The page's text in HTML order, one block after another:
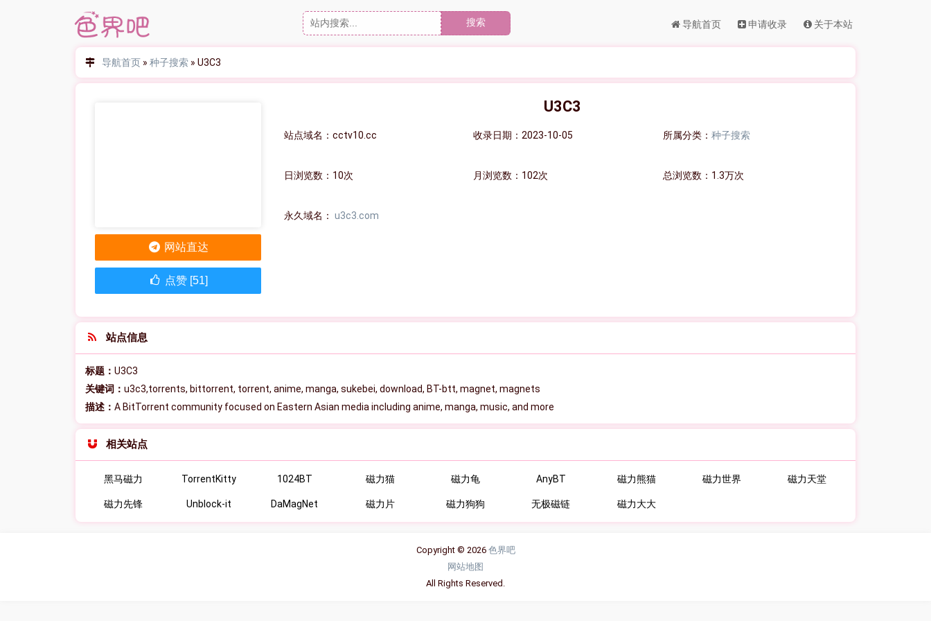
导航首页 申请收录 关于本站
搜索
导航首页» 种子搜索» U3C3
U3C3
站点域名：cctv10.cc 收录日期：2023-10-05 所属分类： 种子搜索
日浏览数：10次 月浏览数：102次 总浏览数：1.3万次
永久域名： u3c3.com
网站直达
点赞 [51]
站点信息
标题： U3C3
关键词： u3c3,torrents, bittorrent, torrent, anime, manga, sukebei, download, BT-btt, magnet, magnets
描述： A BitTorrent community focused on Eastern Asian media including anime, manga, music, and more
相关站点
黑马磁力 TorrentKitty 1024BT 磁力猫 磁力龟 AnyBT 磁力熊猫 磁力世界 磁力天堂
磁力先锋 Unblock-it DaMagNet 磁力片 磁力狗狗 无极磁链 磁力大大
Copyright © 2026 色界吧
网站地图
All Rights Reserved.